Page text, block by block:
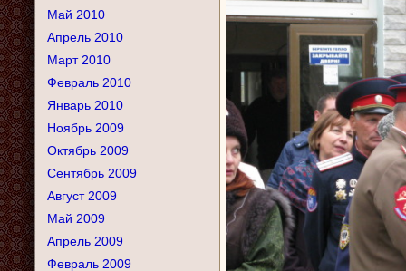
Май 2010
Апрель 2010
Март 2010
Февраль 2010
Январь 2010
Ноябрь 2009
Октябрь 2009
Сентябрь 2009
Август 2009
Май 2009
Апрель 2009
Февраль 2009